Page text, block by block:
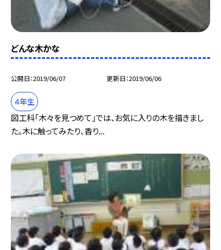
どんな木かな
公開日 2019/06/07 更新日 2019/06/06
４年生
図工科「木々を見つめて」では、お気に入りの木を描きまし
た。木に触ってみたり、香り...